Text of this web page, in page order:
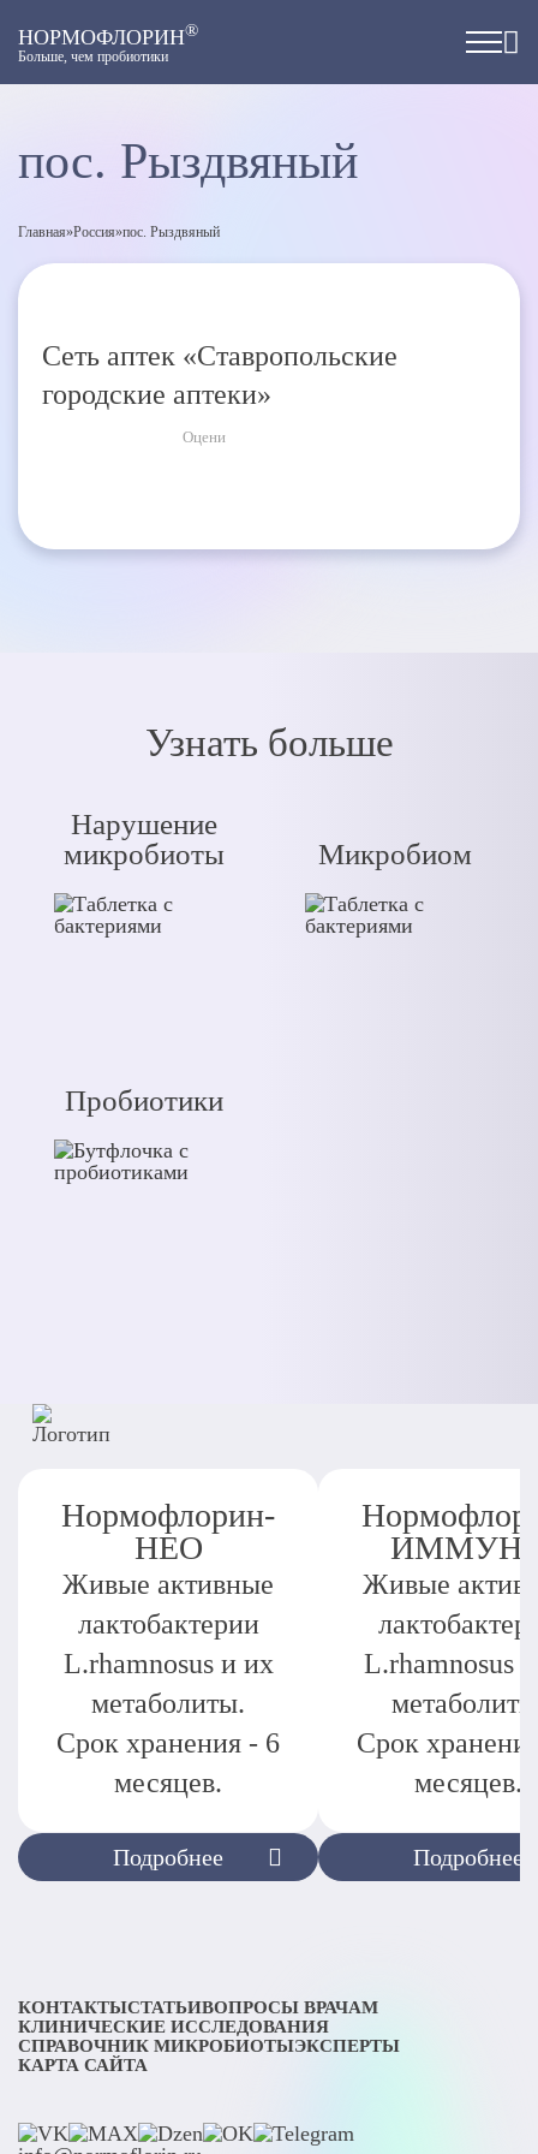
НОРМОФЛОРИН®
Больше, чем пробиотики
пос. Рыздвяный
Главная»Россия»пос. Рыздвяный
Сеть аптек «Ставропольские
городские аптеки»
Оцени
Узнать больше
Нарушение
микробиоты
Микробиом
Пробиотики
Подробнее
Нормофлорин-
НЕО
Живые активные
лактобактерии
L.rhamnosus и их
метаболиты.
Срок хранения - 6
месяцев.
Подробнее
Живые
L.rhamnosus
Срок
месяцев.
КОНТАКТЫСТАТЬИВОПРОСЫ ВРАЧАМ
КЛИНИЧЕСКИЕ ИССЛЕДОВАНИЯ
СПРАВОЧНИК МИКРОБИОТЫЭКСПЕРТЫ
КАРТА САЙТА